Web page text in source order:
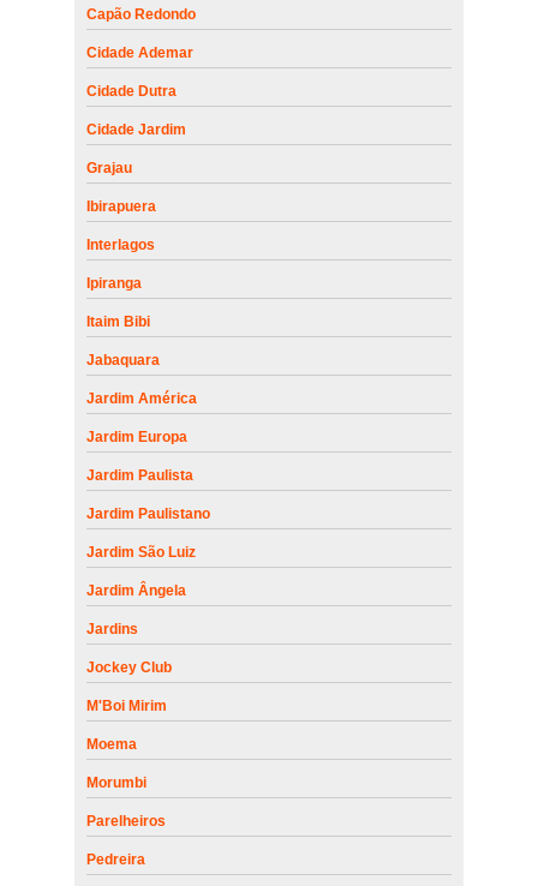
Capão Redondo
Cidade Ademar
Cidade Dutra
Cidade Jardim
Grajau
Ibirapuera
Interlagos
Ipiranga
Itaim Bibi
Jabaquara
Jardim América
Jardim Europa
Jardim Paulista
Jardim Paulistano
Jardim São Luiz
Jardim Ângela
Jardins
Jockey Club
M'Boi Mirim
Moema
Morumbi
Parelheiros
Pedreira